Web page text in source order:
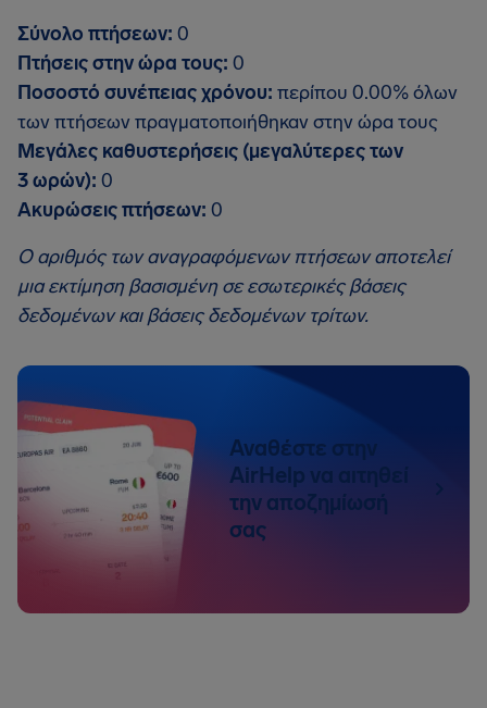
Σύνολο πτήσεων: 0
Πτήσεις στην ώρα τους: 0
Ποσοστό συνέπειας χρόνου: περίπου 0.00% όλων
των πτήσεων πραγματοποιήθηκαν στην ώρα τους
Μεγάλες καθυστερήσεις (μεγαλύτερες των
3 ωρών): 0
Ακυρώσεις πτήσεων: 0
Ο αριθμός των αναγραφόμενων πτήσεων αποτελεί
μια εκτίμηση βασισμένη σε εσωτερικές βάσεις
δεδομένων και βάσεις δεδομένων τρίτων.
Αναθέστε στην
AirHelp να αιτηθεί
την αποζημίωσή
σας